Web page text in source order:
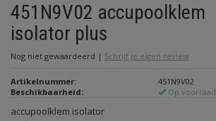
451N9V02 accupoolklem
isolator plus
Nog niet gewaardeerd | Schrijf je eigen review
Artikelnummer:
451N9V02
Beschikbaarheid:
Op voorraad
accupoolklem isolator